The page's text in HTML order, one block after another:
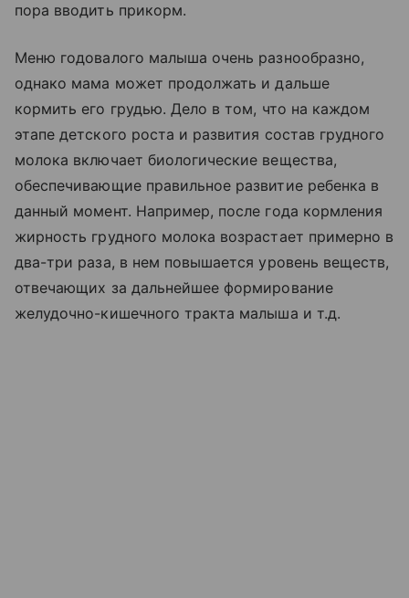
пора вводить прикорм.
Меню годовалого малыша очень разнообразно,
однако мама может продолжать и дальше
кормить его грудью. Дело в том, что на каждом
этапе детского роста и развития состав грудного
молока включает биологические вещества,
обеспечивающие правильное развитие ребенка в
данный момент. Например, после года кормления
жирность грудного молока возрастает примерно в
два-три раза, в нем повышается уровень веществ,
отвечающих за дальнейшее формирование
желудочно-кишечного тракта малыша и т.д.